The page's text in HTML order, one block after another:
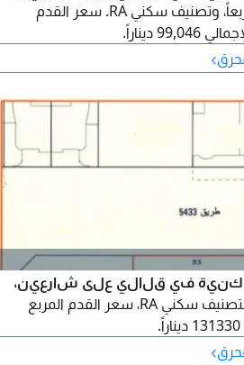
وزاوية، بمساحة 324 متراً مربعاً، وتصنيف سكني RA. سعر القدم
›
في قلالي على شارعين،
مساحتها 428.1 متر مربع، التصنيف سكني RA، سعر القدم المربع
›